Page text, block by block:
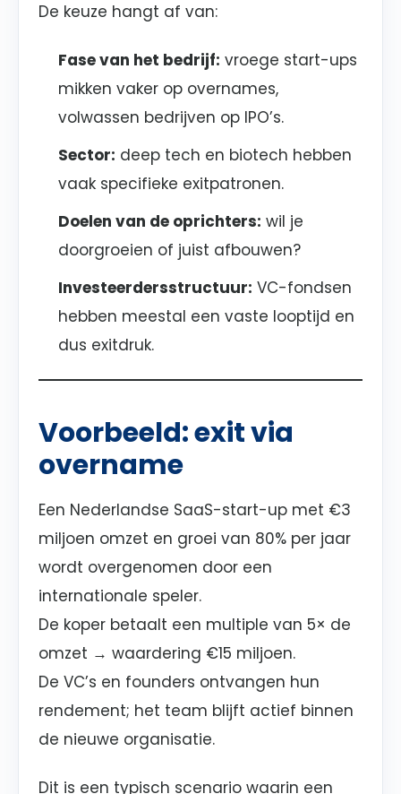
De keuze hangt af van:
Fase van het bedrijf: vroege start-ups
mikken vaker op overnames,
volwassen bedrijven op IPO’s.
Sector: deep tech en biotech hebben
vaak specifieke exitpatronen.
Doelen van de oprichters: wil je
doorgroeien of juist afbouwen?
Investeerdersstructuur: VC-fondsen
hebben meestal een vaste looptijd en
dus exitdruk.
Voorbeeld: exit via
overname
Een Nederlandse SaaS-start-up met €3
miljoen omzet en groei van 80% per jaar
wordt overgenomen door een
internationale speler.
De koper betaalt een multiple van 5× de
omzet → waardering €15 miljoen.
De VC’s en founders ontvangen hun
rendement; het team blijft actief binnen
de nieuwe organisatie.
Dit is een typisch scenario waarin een